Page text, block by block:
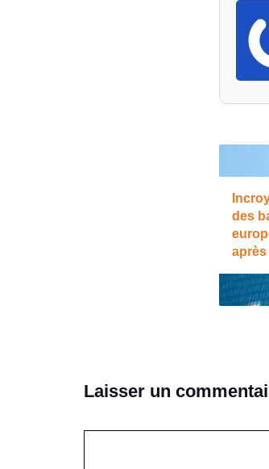
des
après
Laisser un